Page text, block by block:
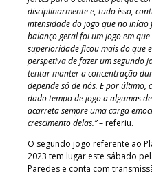
disciplinarmente e, tudo isso,
intensidade do jogo que no
balanço geral foi um jogo em
superioridade ficou mais do que
perspetiva de fazer um segundo
tentar manter a concentração
depende só de nós. E por último,
dado tempo de jogo a algumas
acarreta sempre uma carga
crescimento delas.”– referiu.
O segundo jogo referente ao
2023 tem lugar este sábado
Paredes e conta com